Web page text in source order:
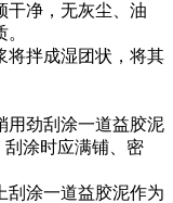
干净，无灰尘、油
将拌成湿团状，将其
用劲刮涂一道益胶泥
刮涂时应满铺、密
刮涂一道益胶泥作为